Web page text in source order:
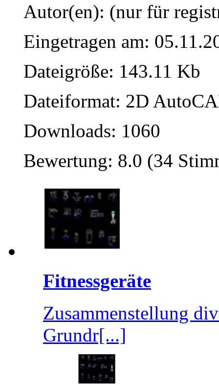
Autor(en): (nur für
Eingetragen am:
Dateigröße: 143.11 Kb
Dateiformat: 2D
Downloads: 1060
Bewertung: 8.0 (34
Fitnessgeräte
Zusammenstellung
Grundr[...]